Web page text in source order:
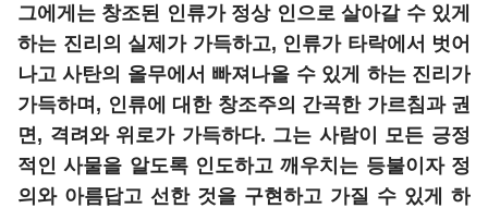
그에게는 창조된 인류가 정상 인으로 살아갈 수 있게
하는 진리의 실제가 가득하고, 인류가 타락에서 벗어
나고 사탄의 올무에서 빠져나올 수 있게 하는 진리가
가득하며, 인류에 대한 창조주의 간곡한 가르침과 권
면, 격려와 위로가 가득하다. 그는 사람이 모든 긍정
적인 사물을 알도록 인도하고 깨우치는 등불이자 정
의와 아름답고 선한 것을 구현하고 가질 수 있게 하